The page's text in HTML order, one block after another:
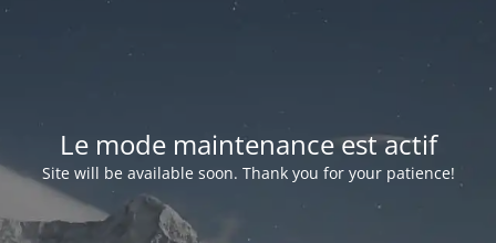
Le mode maintenance est actif
Site will be available soon. Thank you for your patience!